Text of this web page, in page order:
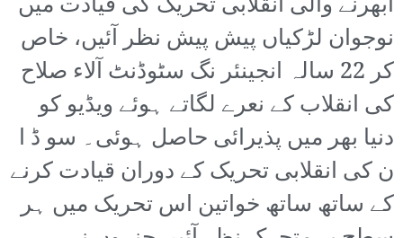
نوجوان لڑکیاں پیش پیش نظر آئیں، خاص
کر 22 سالہ انجینئر نگ سٹوڈنٹ آلاء صلاح
کی انقلاب کے نعرے لگاتے ہوئے ویڈیو کو
دنیا بھر میں پذیرائی حاصل ہوئی۔ سو ڈ ا
ن کی انقلابی تحریک کے دوران قیادت کرنے
کے ساتھ ساتھ خواتین اس تحریک میں ہر